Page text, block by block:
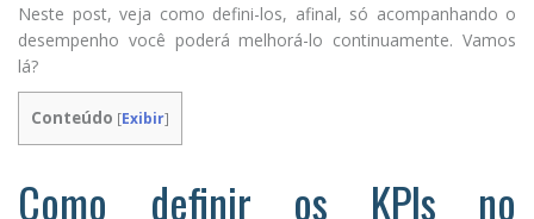
Neste post, veja como defini-los, afinal, só acompanhando o
desempenho você poderá melhorá-lo continuamente. Vamos
lá?
Conteúdo [Exibir]
Como definir os KPIs no